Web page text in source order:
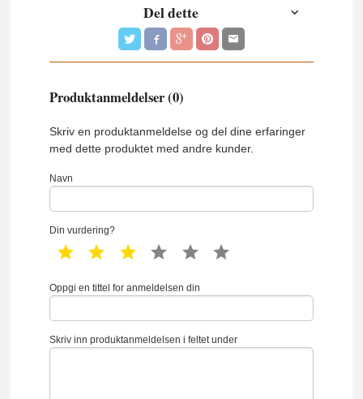
Del dette
Produktanmeldelser (0)
Skriv en produktanmeldelse og del dine erfaringer
med dette produktet med andre kunder.
Navn
Din vurdering?
1 star 2 star 3 star 4 star 5 star
Oppgi en tittel for anmeldelsen din
Skriv inn produktanmeldelsen i feltet under